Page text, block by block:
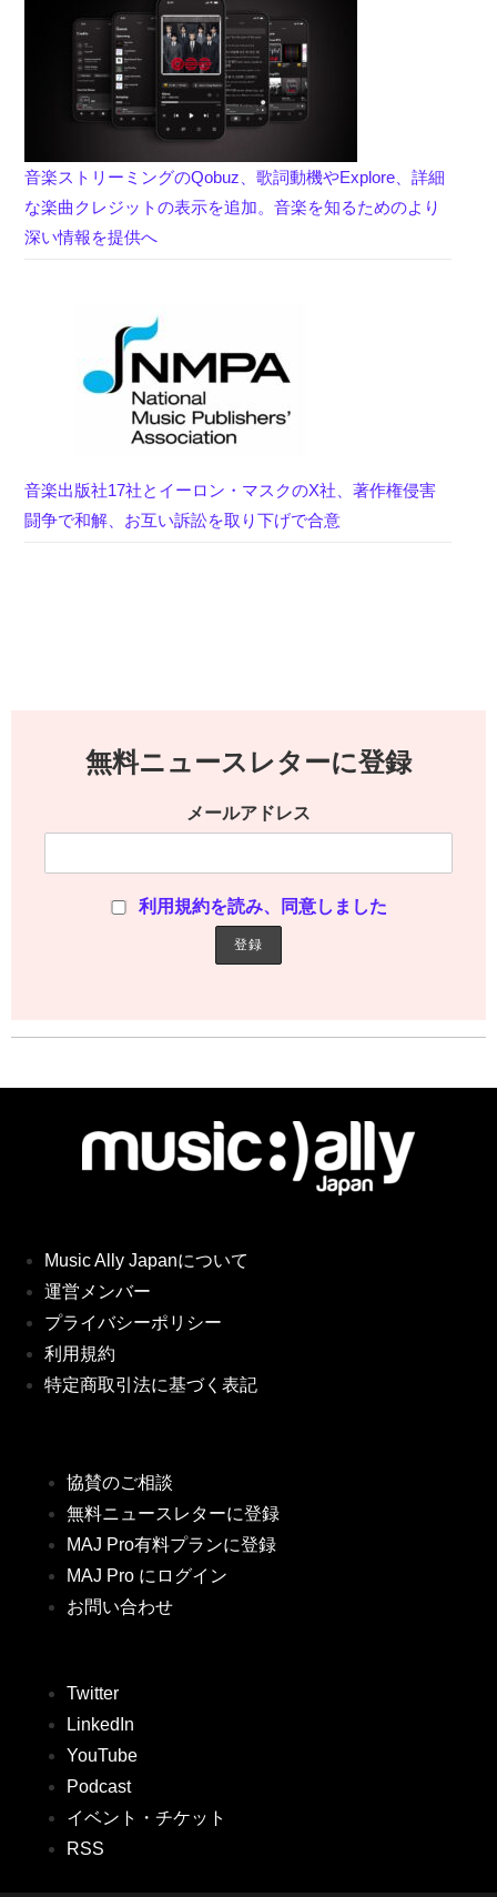
音楽ストリーミングのQobuz、歌詞動機やExplore、詳細
な楽曲クレジットの表示を追加。音楽を知るためのより
深い情報を提供へ
音楽出版社17社とイーロン・マスクのX社、著作権侵害
闘争で和解、お互い訴訟を取り下げで合意
無料ニュースレターに登録
メールアドレス
利用規約を読み、同意しました
Music Ally Japanについて
運営メンバー
プライバシーポリシー
利用規約
特定商取引法に基づく表記
協賛のご相談
無料ニュースレターに登録
MAJ Pro有料プランに登録
MAJ Pro にログイン
お問い合わせ
Twitter
LinkedIn
YouTube
Podcast
イベント・チケット
RSS